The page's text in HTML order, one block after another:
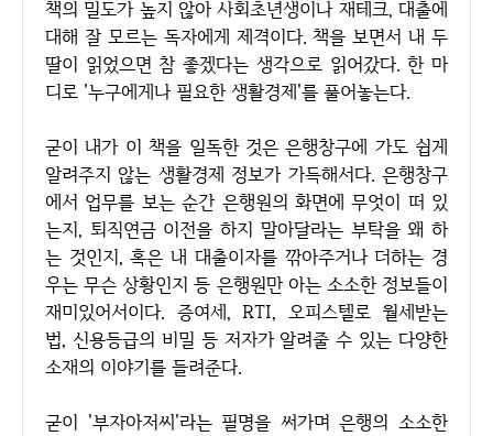
책의 밀도가 높지 않아 사회초년생이나 재테크, 대출에
대해 잘 모르는 독자에게 제격이다. 책을 보면서 내 두
딸이 읽었으면 참 좋겠다는 생각으로 읽어갔다. 한 마
디로 '누구에게나 필요한 생활경제'를 풀어놓는다.
굳이 내가 이 책을 일독한 것은 은행창구에 가도 쉽게
알려주지 않는 생활경제 정보가 가득해서다. 은행창구
에서 업무를 보는 순간 은행원의 화면에 무엇이 떠 있
는지, 퇴직연금 이전을 하지 말아달라는 부탁을 왜 하
는 것인지, 혹은 내 대출이자를 깎아주거나 더하는 경
우는 무슨 상황인지 등 은행원만 아는 소소한 정보들이
재미있어서이다. 증여세, RTI, 오피스텔로 월세받는
법, 신용등급의 비밀 등 저자가 알려줄 수 있는 다양한
소재의 이야기를 들려준다.
굳이 '부자아저씨'라는 필명을 써가며 은행의 소소한